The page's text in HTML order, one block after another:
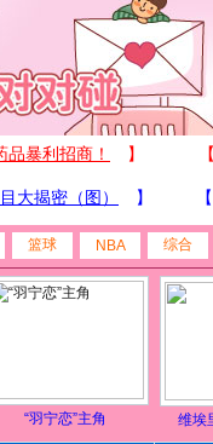
篮球 NBA 综合
“羽宁恋”主角 维埃